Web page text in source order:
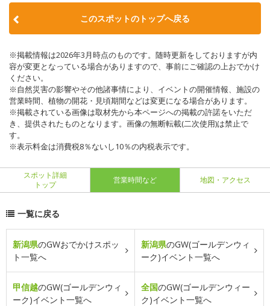
このスポットのトップへ戻る
※掲載情報は2026年3月時点のものです。随時更新をしておりますが内
容が変更となっている場合がありますので、事前にご確認の上おでかけ
ください。
※自然災害の影響やその他諸事情により、イベントの開催情報、施設の
営業時間、植物の開花・見頃期間などは変更になる場合があります。
※掲載されている画像は取材先から本ページへの掲載の許諾をいただ
き、提供されたものとなります。画像の無断転載(二次使用)は禁止で
す。
※表示料金は消費税8％ないし10％の内税表示です。
スポット詳細
トップ
営業時間など 地図・アクセス
一覧に戻る
新潟県のGWおでかけスポッ
ト一覧へ
新潟県のGW(ゴールデンウィ
ーク)イベント一覧へ
甲信越のGW(ゴールデンウィ
ーク)イベント一覧へ
全国のGW(ゴールデンウィー
ク)イベント一覧へ